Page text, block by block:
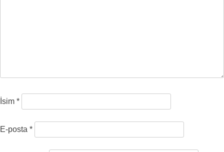
İsim *
E-posta *